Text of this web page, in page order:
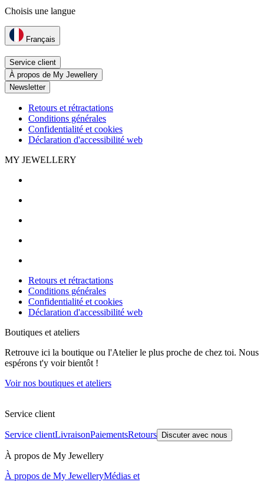
Choisis une langue
Français
Service client
À propos de My Jewellery
Newsletter
Retours et rétractations
Conditions générales
Confidentialité et cookies
Déclaration d'accessibilité web
MY JEWELLERY
Retours et rétractations
Conditions générales
Confidentialité et cookies
Déclaration d'accessibilité web
Boutiques et ateliers
Retrouve ici la boutique ou l'Atelier le plus proche de chez toi. Nous
espérons t'y voir bientôt !
Voir nos boutiques et ateliers
Service client
Service clientLivraisonPaiementsRetours Discuter avec nous
À propos de My Jewellery
À propos de My JewelleryMédias et